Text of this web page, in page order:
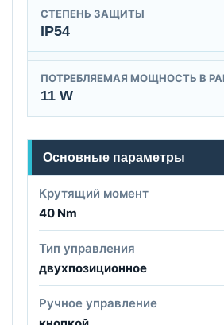
СТЕПЕНЬ ЗАЩИТЫ
IP54
ПОТРЕБЛЯЕМАЯ МОЩНОСТЬ В
11 W
Основные параметры
Крутящий момент
40 Nm
Тип управления
двухпозиционное
Ручное управление